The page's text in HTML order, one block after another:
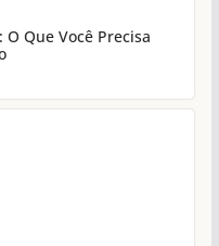
Que Você Precisa